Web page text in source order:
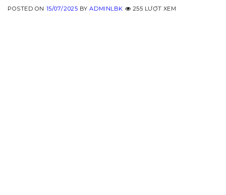
POSTED ON 15/07/2025 BYADMINLBK 255 LƯỢT XEM